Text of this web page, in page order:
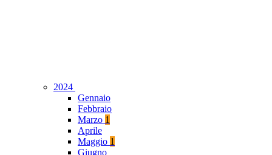
2024
Gennaio
Febbraio
Marzo 1
Aprile
Maggio 1
Giugno